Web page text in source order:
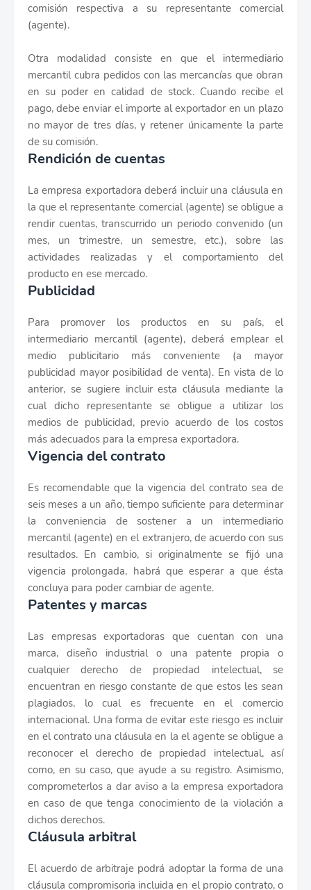
comisión respectiva a su representante comercial
(agente).
Otra modalidad consiste en que el intermediario
mercantil cubra pedidos con las mercancías que obran
en su poder en calidad de stock. Cuando recibe el
pago, debe enviar el importe al exportador en un plazo
no mayor de tres días, y retener únicamente la parte
de su comisión.
Rendición de cuentas
La empresa exportadora deberá incluir una cláusula en
la que el representante comercial (agente) se obligue a
rendir cuentas, transcurrido un periodo convenido (un
mes, un trimestre, un semestre, etc.), sobre las
actividades realizadas y el comportamiento del
producto en ese mercado.
Publicidad
Para promover los productos en su país, el
intermediario mercantil (agente), deberá emplear el
medio publicitario más conveniente (a mayor
publicidad mayor posibilidad de venta). En vista de lo
anterior, se sugiere incluir esta cláusula mediante la
cual dicho representante se obligue a utilizar los
medios de publicidad, previo acuerdo de los costos
más adecuados para la empresa exportadora.
Vigencia del contrato
Es recomendable que la vigencia del contrato sea de
seis meses a un año, tiempo suficiente para determinar
la conveniencia de sostener a un intermediario
mercantil (agente) en el extranjero, de acuerdo con sus
resultados. En cambio, si originalmente se fijó una
vigencia prolongada, habrá que esperar a que ésta
concluya para poder cambiar de agente.
Patentes y marcas
Las empresas exportadoras que cuentan con una
marca, diseño industrial o una patente propia o
cualquier derecho de propiedad intelectual, se
encuentran en riesgo constante de que estos les sean
plagiados, lo cual es frecuente en el comercio
internacional. Una forma de evitar este riesgo es incluir
en el contrato una cláusula en la el agente se obligue a
reconocer el derecho de propiedad intelectual, así
como, en su caso, que ayude a su registro. Asimismo,
comprometerlos a dar aviso a la empresa exportadora
en caso de que tenga conocimiento de la violación a
dichos derechos.
Cláusula arbitral
El acuerdo de arbitraje podrá adoptar la forma de una
cláusula compromisoria incluida en el propio contrato, o